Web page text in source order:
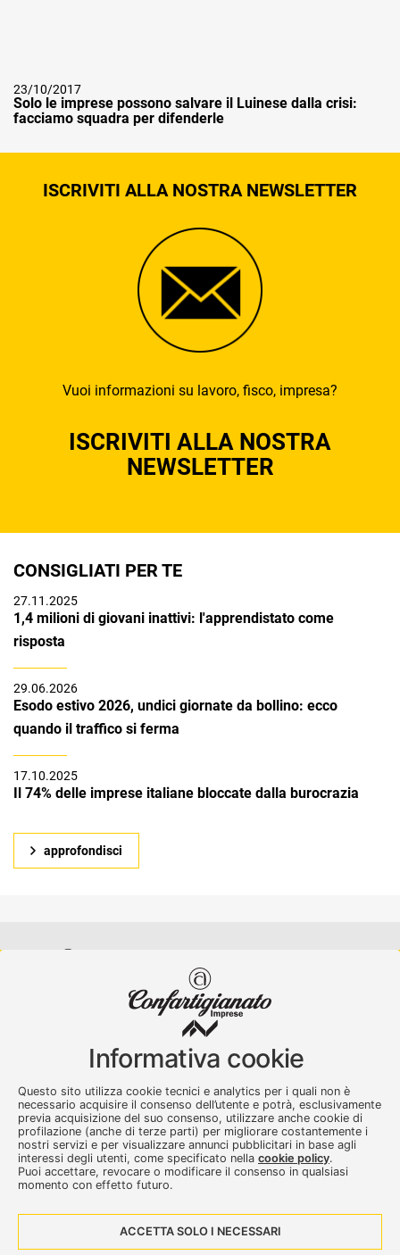
23/10/2017
Solo le imprese possono salvare il Luinese dalla crisi:
facciamo squadra per difenderle
ISCRIVITI ALLA NOSTRA NEWSLETTER
Vuoi informazioni su lavoro, fisco, impresa?
ISCRIVITI ALLA NOSTRA
NEWSLETTER
CONSIGLIATI PER TE
27.11.2025
1,4 milioni di giovani inattivi: l'apprendistato come
risposta
29.06.2026
Esodo estivo 2026, undici giornate da bollino: ecco
quando il traffico si ferma
17.10.2025
Il 74% delle imprese italiane bloccate dalla burocrazia
approfondisci
Confartigianato Imprese Varese
0332 256111-Fax. 0332 256200
artser@artser.it
© 2020 – 2026 - Confartigianato Imprese Varese - P.IVA
00449700129
Informativa cookie
Questo sito utilizza cookie tecnici e analytics per i quali non è
necessario acquisire il consenso dell’utente e potrà, esclusivamente
previa acquisizione del suo consenso, utilizzare anche cookie di
profilazione (anche di terze parti) per migliorare costantemente i
nostri servizi e per visualizzare annunci pubblicitari in base agli
interessi degli utenti, come specificato nella cookie policy.
Puoi accettare, revocare o modificare il consenso in qualsiasi
momento con effetto futuro.
ACCETTA SOLO I NECESSARI